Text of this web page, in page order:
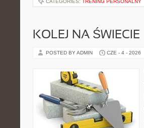
CATEGORIES: TRENING PERSONALNY
KOLEJ NA ŚWIECIE
POSTED BY ADMIN CZE - 4 - 2026